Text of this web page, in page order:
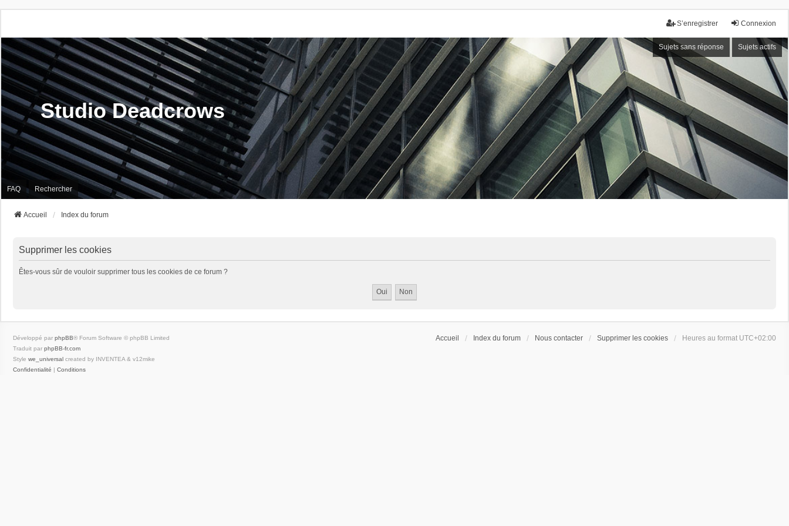
Connexion
S’enregistrer
Sujets sans réponse Sujets actifs
Studio Deadcrows
FAQ Rechercher
Accueil Index du forum
Supprimer les cookies
Êtes-vous sûr de vouloir supprimer tous les cookies de ce forum ?
Accueil Index du forum Nous contacter Supprimer les cookies Heures au format UTC+02:00
Développé par phpBB® Forum Software © phpBB Limited
Traduit par phpBB-fr.com
Style we_universal created by INVENTEA & v12mike
Confidentialité | Conditions